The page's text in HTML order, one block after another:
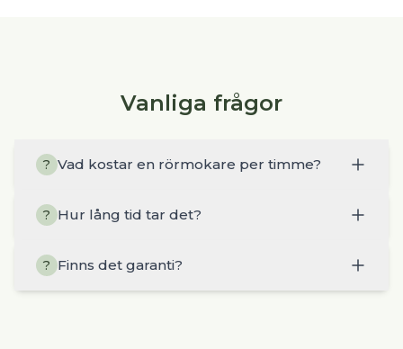
Vanliga frågor
? Vad kostar en rörmokare per timme?
? Hur lång tid tar det?
? Finns det garanti?